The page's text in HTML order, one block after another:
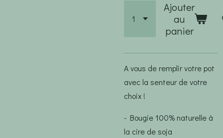
Ajouter
au
panier
A vous de remplir votre pot
avec la senteur de votre
choix !
- Bougie 100% naturelle à
la cire de soja